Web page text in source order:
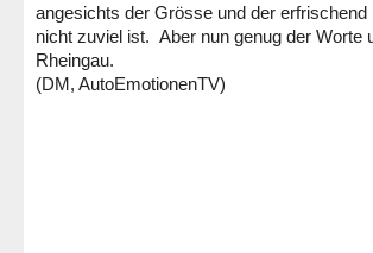
angesichts der Grösse und der
nicht zuviel ist. Aber nun genug der Worte
Rheingau.
(DM, AutoEmotionenTV)